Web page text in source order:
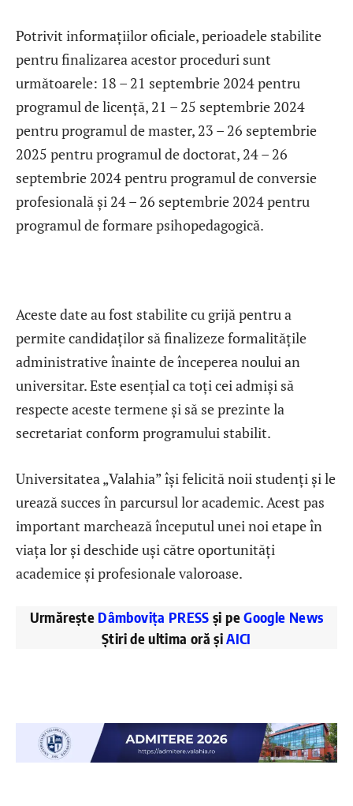
Potrivit informațiilor oficiale, perioadele stabilite
pentru finalizarea acestor proceduri sunt
următoarele: 18 – 21 septembrie 2024 pentru
programul de licență, 21 – 25 septembrie 2024
pentru programul de master, 23 – 26 septembrie
2025 pentru programul de doctorat, 24 – 26
septembrie 2024 pentru programul de conversie
profesională și 24 – 26 septembrie 2024 pentru
programul de formare psihopedagogică.
Aceste date au fost stabilite cu grijă pentru a
permite candidaților să finalizeze formalitățile
administrative înainte de începerea noului an
universitar. Este esențial ca toți cei admiși să
respecte aceste termene și să se prezinte la
secretariat conform programului stabilit.
Universitatea „Valahia” își felicită noii studenți și le
urează succes în parcursul lor academic. Acest pas
important marchează începutul unei noi etape în
viața lor și deschide uși către oportunități
academice și profesionale valoroase.
Urmărește Dâmbovița PRESS și peGoogle News
Știri de ultima oră șiAICI